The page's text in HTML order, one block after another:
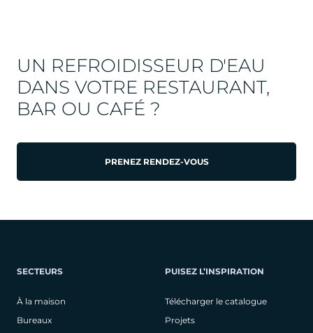
UN REFROIDISSEUR D'EAU
DANS VOTRE RESTAURANT,
BAR OU CAFÉ ?
PRENEZ RENDEZ-VOUS
SECTEURS
À la maison
Bureaux
PUISEZ L’INSPIRATION
Télécharger le catalogue
Projets